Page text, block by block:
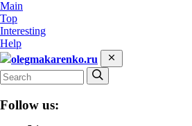
Main
Top
Interesting
Help
olegmakarenko.ru
Follow us: